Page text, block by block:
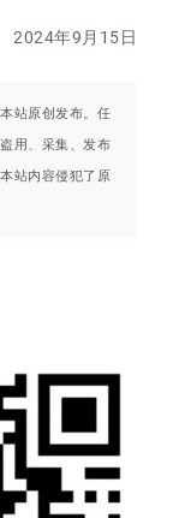
2024年9月15日
站原创发布。任
用、采集、发布
站内容侵犯了原